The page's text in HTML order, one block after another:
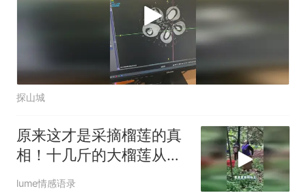
探山城
原来这才是采摘榴莲的真
相！十几斤的大榴莲从天
而降全靠麻袋接
lume情感语录